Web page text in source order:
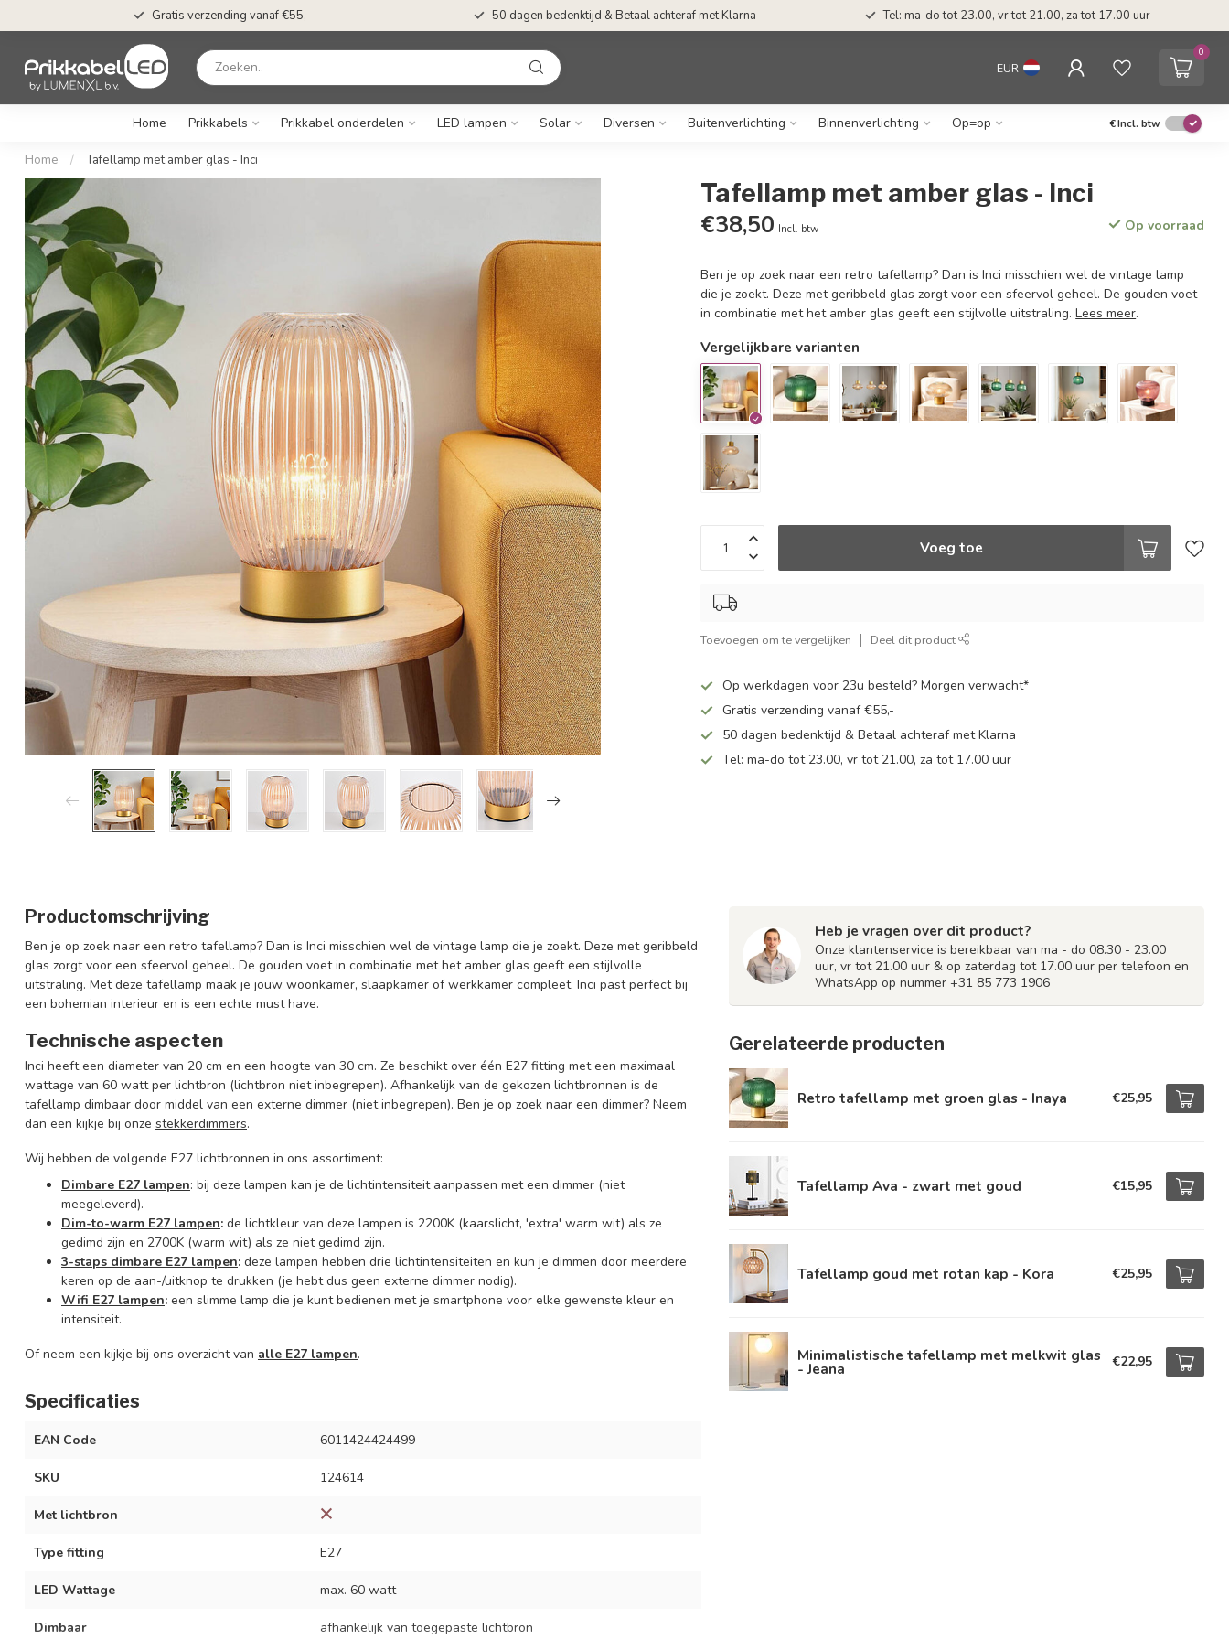
Gratis verzending vanaf €55,- 50 dagen bedenktijd & Betaal achteraf met Klarna Tel: ma-do tot 23.00, vr tot 21.00, za tot 17.00 uur
EUR
0
Home Prikkabels Prikkabel onderdelen LED lampen Solar Diversen Buitenverlichting Binnenverlichting Op=op €Incl. btw
Home / Tafellamp met amber glas - Inci
Tafellamp met amber glas - Inci
€38,50 Incl. btw Op voorraad
Ben je op zoek naar een retro tafellamp? Dan is Inci misschien wel de vintage lamp
die je zoekt. Deze met geribbeld glas zorgt voor een sfeervol geheel. De gouden voet
in combinatie met het amber glas geeft een stijlvolle uitstraling.Lees meer.
Vergelijkbare varianten
Voeg toe
Toevoegen om te vergelijken Deel dit product
Op werkdagen voor 23u besteld? Morgen verwacht*
Gratis verzending vanaf €55,-
50 dagen bedenktijd & Betaal achteraf met Klarna
Tel: ma-do tot 23.00, vr tot 21.00, za tot 17.00 uur
Productomschrijving
Ben je op zoek naar een retro tafellamp? Dan is Inci misschien wel de vintage lamp die je zoekt. Deze met geribbeld
glas zorgt voor een sfeervol geheel. De gouden voet in combinatie met het amber glas geeft een stijlvolle
uitstraling. Met deze tafellamp maak je jouw woonkamer, slaapkamer of werkkamer compleet. Inci past perfect bij
een bohemian interieur en is een echte must have.
Technische aspecten
Inci heeft een diameter van 20 cm en een hoogte van 30 cm. Ze beschikt over één E27 fitting met een maximaal
wattage van 60 watt per lichtbron (lichtbron niet inbegrepen). Afhankelijk van de gekozen lichtbronnen is de
tafellamp dimbaar door middel van een externe dimmer (niet inbegrepen). Ben je op zoek naar een dimmer? Neem
dan een kijkje bij onze stekkerdimmers.
Wij hebben de volgende E27 lichtbronnen in ons assortiment:
Dimbare E27 lampen: bij deze lampen kan je de lichtintensiteit aanpassen met een dimmer (niet
meegeleverd).
Dim-to-warm E27 lampen: de lichtkleur van deze lampen is 2200K (kaarslicht, 'extra' warm wit) als ze
gedimd zijn en 2700K (warm wit) als ze niet gedimd zijn.
3-staps dimbare E27 lampen: deze lampen hebben drie lichtintensiteiten en kun je dimmen door meerdere
keren op de aan-/uitknop te drukken (je hebt dus geen externe dimmer nodig).
Wifi E27 lampen: een slimme lamp die je kunt bedienen met je smartphone voor elke gewenste kleur en
intensiteit.
Of neem een kijkje bij ons overzicht van alle E27 lampen.
Specificaties
EAN Code 6011424424499
SKU 124614
Met lichtbron
Type fitting E27
LED Wattage max. 60 watt
Dimbaar afhankelijk van toegepaste lichtbron
Heb je vragen over dit product?
Onze klantenservice is bereikbaar van ma - do 08.30 - 23.00
uur, vr tot 21.00 uur & op zaterdag tot 17.00 uur per telefoon en
WhatsApp op nummer +31 85 773 1906
Gerelateerde producten
Retro tafellamp met groen glas - Inaya €25,95
Tafellamp Ava - zwart met goud €15,95
Tafellamp goud met rotan kap - Kora €25,95
Minimalistische tafellamp met melkwit glas
- Jeana €22,95